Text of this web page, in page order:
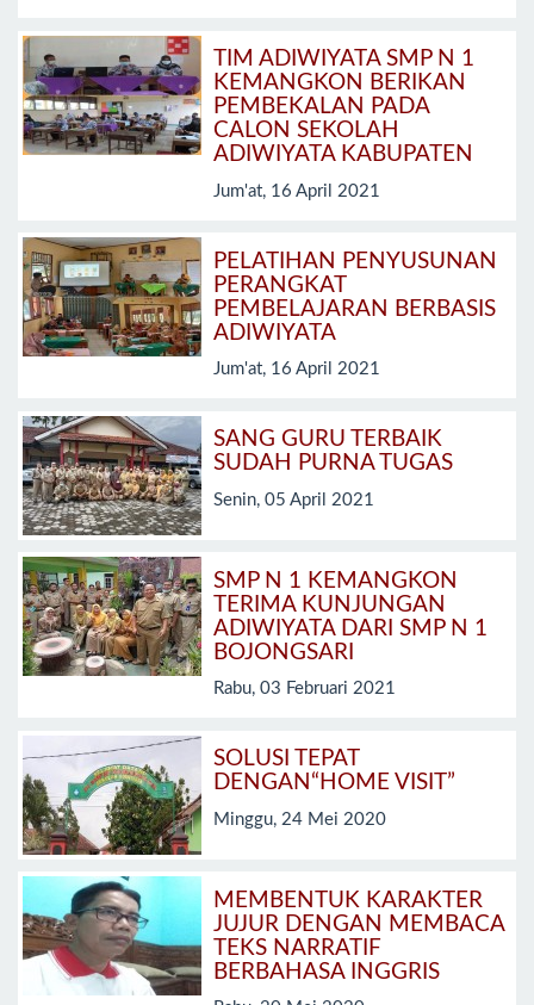
TIM ADIWIYATA SMP N 1
KEMANGKON BERIKAN
PEMBEKALAN PADA
CALON SEKOLAH
ADIWIYATA KABUPATEN
Jum'at, 16 April 2021
PELATIHAN PENYUSUNAN
PERANGKAT
PEMBELAJARAN BERBASIS
ADIWIYATA
Jum'at, 16 April 2021
SANG GURU TERBAIK
SUDAH PURNA TUGAS
Senin, 05 April 2021
SMP N 1 KEMANGKON
TERIMA KUNJUNGAN
ADIWIYATA DARI SMP N 1
BOJONGSARI
Rabu, 03 Februari 2021
SOLUSI TEPAT
DENGAN“HOME VISIT”
Minggu, 24 Mei 2020
MEMBENTUK KARAKTER
JUJUR DENGAN MEMBACA
TEKS NARRATIF
BERBAHASA INGGRIS